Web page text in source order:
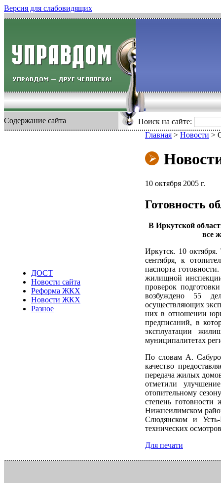
Версия для слабовидящих
Содержание сайта Поиск на сайте:
ДОСТ
Новости сайта
Реформа ЖКХ
Новости ЖКХ
Разное
Главная > Новости >
10 октября 2005 г.
Готовность
В Иркутской
все
Иркутск. 10
сентября, к
паспорта
жилищной
проверок
возбуждено 55
осуществляющих
них в отношении
предписаний, в
эксплуатации
муниципалитетах
По словам А.
качество
передача жилых
отметили
отопительному
степень
Нижнеилимском
Слюдянском и
технических
Для печати